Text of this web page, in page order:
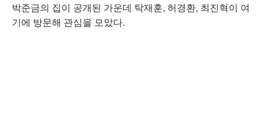
박준금의 집이 공개된 가운데 탁재훈, 허경환, 최진혁이 여
기에 방문해 관심을 모았다.